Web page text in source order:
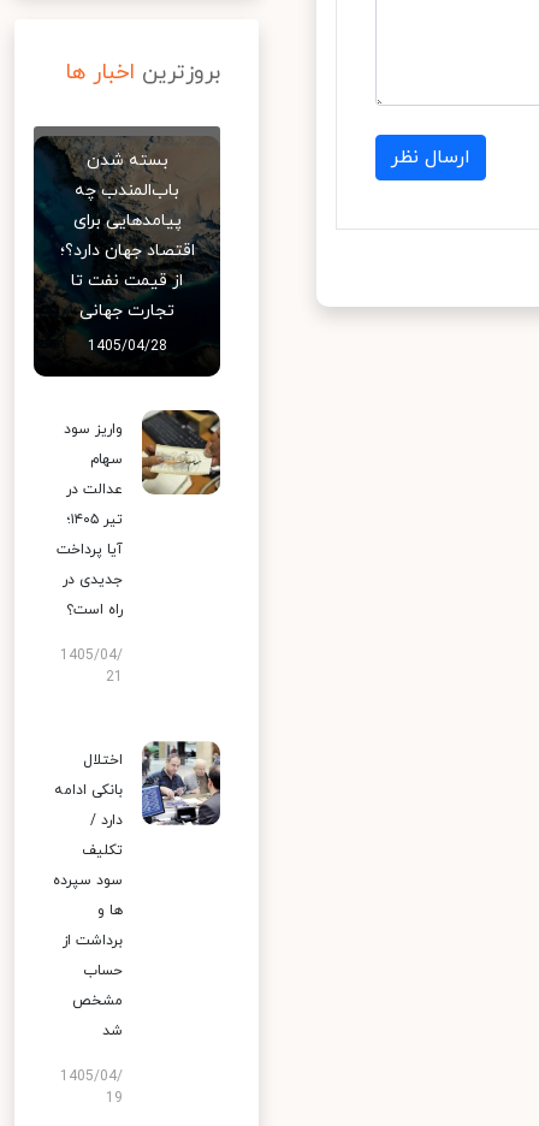
ارسال نظر
بروزترین اخبار ها
بسته شدن
باب‌المندب چه
پیامدهایی برای
اقتصاد جهان دارد؟؛
از قیمت نفت تا
تجارت جهانی
1405/04/28
واریز سود
سهام
عدالت در
تیر ۱۴۰۵؛
آیا پرداخت
جدیدی در
راه است؟
1405/04/
اختلال
بانکی ادامه
دارد /
تکلیف
سود سپرده
ها و
برداشت از
حساب
مشخص
شد
1405/04/
19